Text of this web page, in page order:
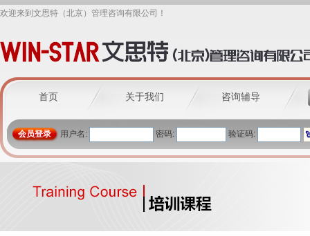
欢迎来到文思特（北京）管理咨询有限公司！
首页 关于我们 咨询辅导
会员登录 用户名: 密码: 验证码: